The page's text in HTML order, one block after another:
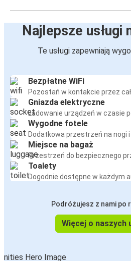
Najlepsze usługi
Te usługi zapewniają
Bezpłatne WiFi
Pozostań w kontakcie przez
Gniazda elektryczne
Ładowanie urządzeń w czasie
Wygodne fotele
Dodatkowa przestrzeń na nogi
Miejsce na bagaż
Przestrzeń do bezpiecznego
Toalety
Dogodnie dostępne w każdym
Podróżujesz z nami po
Więcej o naszych